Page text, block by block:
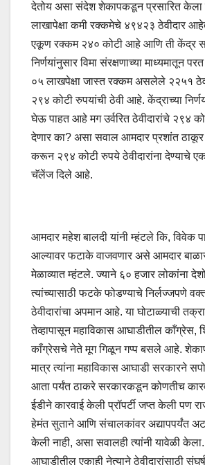
देतोय असा संदेश शेकापकडून प्रसारित
लाखापेक्षा कमी रक्कमेचे ४९४२३ ठेवीदार
एकूण रक्कम २४० कोटी आहे आणि ती केंद्र
निर्णयांनुसार विमा संरक्षणाच्या माध्यमातून
०५ लाखपेक्षा जास्त रक्कम असलेले २२५१
२९४ कोटी रुपयांची ठेवी आहे. केंद्राच्या
घेऊ पाहत आहे मग उर्वरित ठेवीदारांचे २९४
देणार का? असा सवाल आमदार प्रशांत ठाकूर
करून २९४ कोटी रुपये ठेवीदारांना देण्याचे
चॅलेंज दिले आहे.
आमदार महेश बालदी यांनी म्हंटले कि, विवेक
आल्यावर फटाके वाजवणार असे आमदार
मेळाव्यात म्हंटले. ज्याने ६० हजार लोकांना
त्यांच्यासाठी फटके फोडण्याचे निर्लज्जपणे
ठेवीदारांचा अपमान आहे. या घोटाळ्याची
तेव्हापासून महाविकास आघाडीतील काँग्रेस,
काँग्रेसचे नेते मूग गिळून गप्प बसले आहे.
मात्र त्यांना महाविकास आघाडी सरकारने
आता पर्यंत ठाकरे सरकारकडून कोणतीच
ईडीने कारवाई केली प्रॉपर्टी जप्त केली पण
हेमंत सुताने आणि संचालकांवर अद्यापपर्यंत
केली नाही, असा सवालही त्यांनी यावेळी
आघाडीतील एकाही नेत्याने ठेवीदारांसाठी